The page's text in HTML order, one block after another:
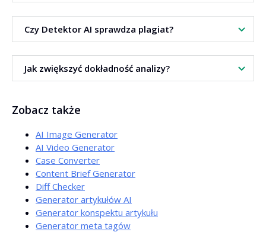
Tak. Wskazuje fragmenty tekstu ocenione jako
wygenerowane przez AI.
Czy Detektor AI sprawdza plagiat?
Nie. Narzędzie służy do detekcji treści AI, a nie do analizy
plagiatu.
Jak zwiększyć dokładność analizy?
sprawdzanie po korektach.
Zobacz także
AI Image Generator
AI Video Generator
Case Converter
Content Brief Generator
Diff Checker
Generator artykułów AI
Generator konspektu artykułu
Generator meta tagów